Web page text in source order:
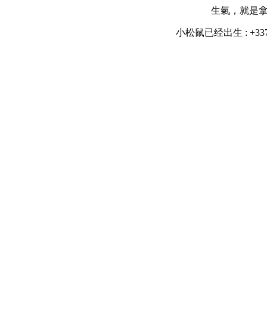
生氣，就是
小松鼠已经出生 :